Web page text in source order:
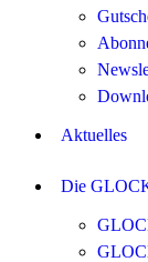
Aktuelles
Die